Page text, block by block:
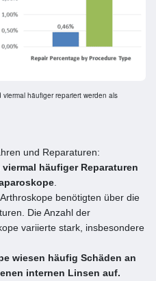
häufiger repariert werden als
und Reparaturen:
häufiger Reparaturen
benötigten über die
Die Anzahl der
variierte stark, insbesondere
wiesen häufig Schäden an
internen Linsen auf.